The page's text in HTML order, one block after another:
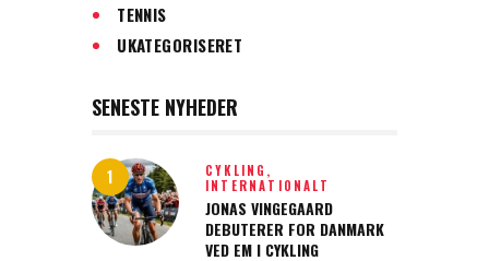
TENNIS
UKATEGORISERET
SENESTE NYHEDER
CYKLING,
INTERNATIONALT
JONAS VINGEGAARD
DEBUTERER FOR DANMARK
VED EM I CYKLING